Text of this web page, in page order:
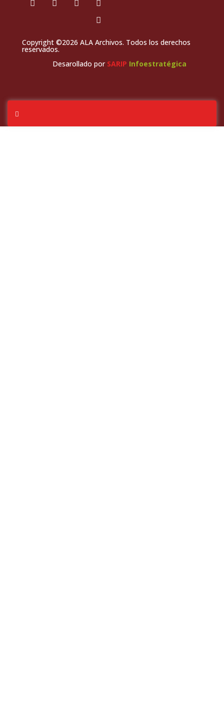
Copyright ©2026 ALA Archivos. Todos los derechos
reservados.
Desarollado por SARIP Infoestratégica